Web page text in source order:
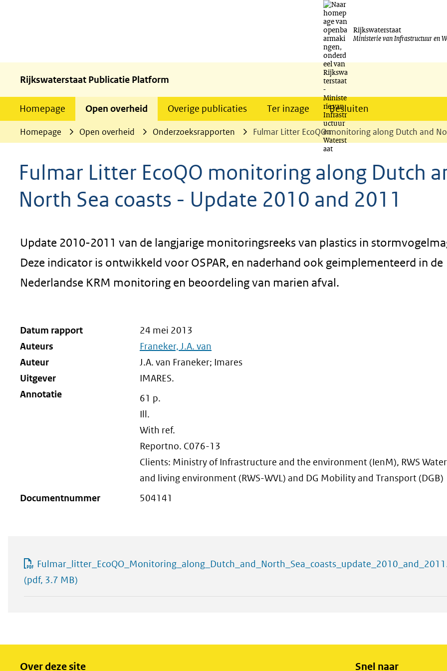
Ga
naar
inhoud
Rijkswaterstaat
Ministerie van Infrastructuur en
Rijkswaterstaat Publicatie Platform
Homepage Open overheid Overige publicaties Ter inzage Besluiten
Homepage Open overheid Onderzoeksrapporten Fulmar Litter EcoQO monitoring along Dutch and
Fulmar Litter EcoQO monitoring along Dutch
North Sea coasts - Update 2010 and 2011
Update 2010-2011 van de langjarige monitoringsreeks van plastics in
Deze indicator is ontwikkeld voor OSPAR, en naderhand ook geimplementeerd in de
Nederlandse KRM monitoring en beoordeling van marien afval.
Datum rapport
24 mei 2013
Auteurs
Franeker, J.A. van
Auteur
J.A. van Franeker; Imares
Uitgever
IMARES.
Annotatie
61 p.
Ill.
With ref.
Reportno. C076-13
Clients: Ministry of Infrastructure and the environment (IenM), RWS
and living environment (RWS-WVL) and DG Mobility and Transport (DGB)
Documentnummer
504141
(pdf, 3.7 MB)
Over deze site Snel naar